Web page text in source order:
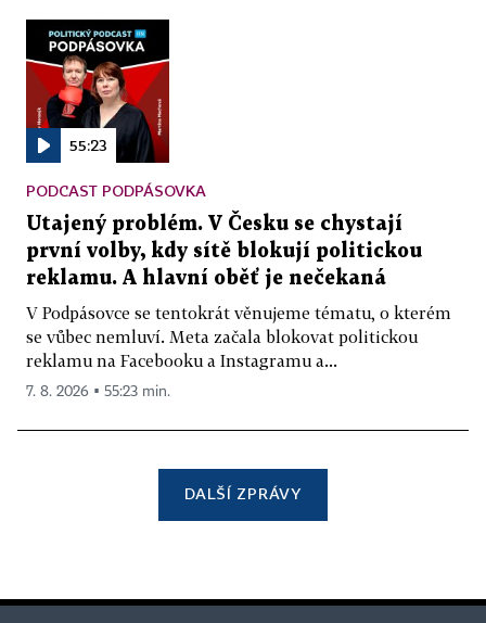
55:23
PODCAST PODPÁSOVKA
Utajený problém. V Česku se chystají
první volby, kdy sítě blokují politickou
reklamu. A hlavní oběť je nečekaná
V Podpásovce se tentokrát věnujeme tématu, o kterém
se vůbec nemluví. Meta začala blokovat politickou
reklamu na Facebooku a Instagramu a...
7. 8. 2026 ▪ 55:23 min.
DALŠÍ ZPRÁVY